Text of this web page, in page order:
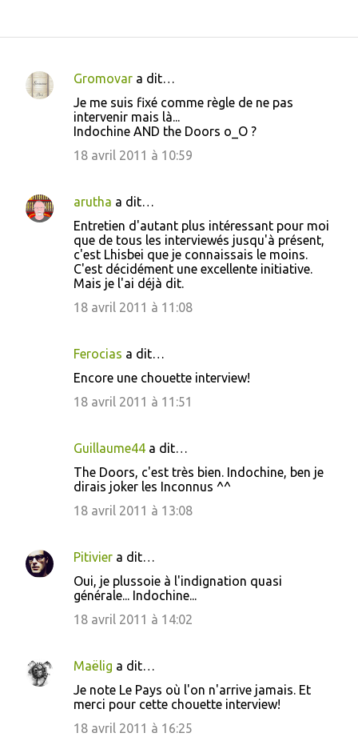
C
n
t
Gromovar a dit…
Je me suis fixé comme règle de ne pas
intervenir mais là...
Indochine AND the Doors o_O ?
18 avril 2011 à 10:59
arutha a dit…
Entretien d'autant plus intéressant pour moi
que de tous les interviewés jusqu'à présent,
c'est Lhisbei que je connaissais le moins.
C'est décidément une excellente initiative.
Mais je l'ai déjà dit.
18 avril 2011 à 11:08
Ferocias a dit…
Encore une chouette interview!
18 avril 2011 à 11:51
Guillaume44 a dit…
The Doors, c'est très bien. Indochine, ben je
dirais joker les Inconnus ^^
18 avril 2011 à 13:08
Pitivier a dit…
Oui, je plussoie à l'indignation quasi
générale... Indochine...
18 avril 2011 à 14:02
Maëlig a dit…
Je note Le Pays où l'on n'arrive jamais. Et
merci pour cette chouette interview!
18 avril 2011 à 16:25